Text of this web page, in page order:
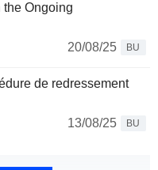
Ongoing
20/08/25
BU
de redressement
13/08/25
BU